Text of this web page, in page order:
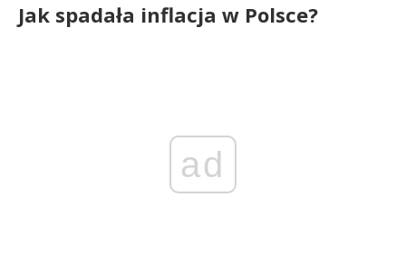
Jak spadała inflacja w Polsce?
ad